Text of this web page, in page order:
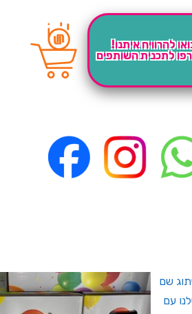
להרוויח איתנו!
לתכנית השותפים